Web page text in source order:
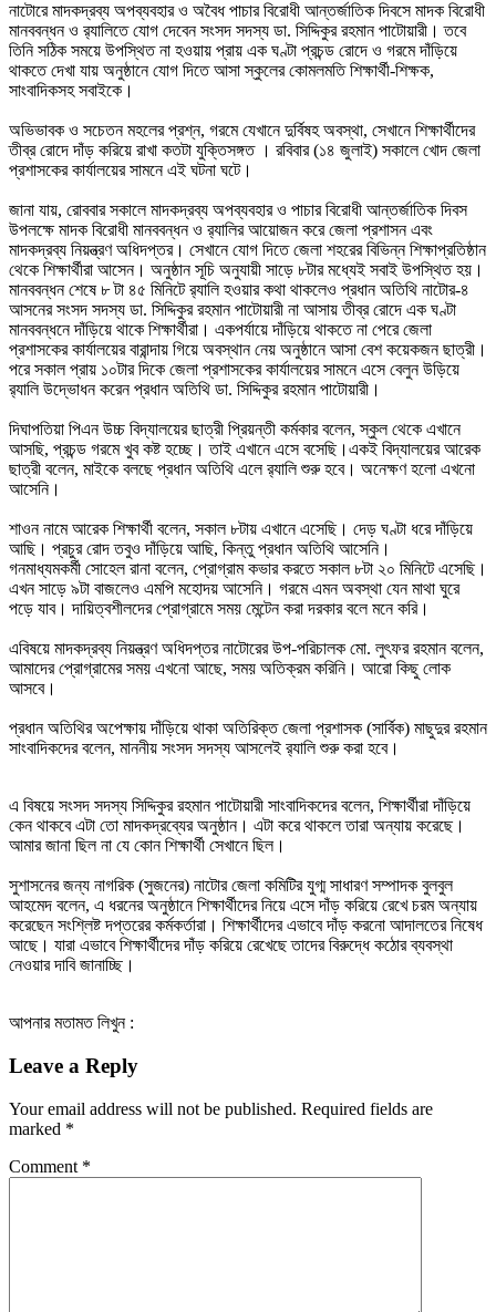
নাটোরে মাদকদ্রব্য অপব্যবহার ও অবৈধ পাচার বিরোধী আন্তর্জাতিক দিবসে মাদক বিরোধী
মানববন্ধন ও র‌্যালিতে যোগ দেবেন সংসদ সদস্য ডা. সিদ্দিকুর রহমান পাটোয়ারী। তবে
তিনি সঠিক সময়ে উপস্থিত না হওয়ায় প্রায় এক ঘণ্টা প্রচন্ড রোদে ও গরমে দাঁড়িয়ে
থাকতে দেখা যায় অনুষ্ঠানে যোগ দিতে আসা স্কুলের কোমলমতি শিক্ষার্থী-শিক্ষক,
সাংবাদিকসহ সবাইকে।
অভিভাবক ও সচেতন মহলের প্রশ্ন, গরমে যেখানে দুর্বিষহ অবস্থা, সেখানে শিক্ষার্থীদের
তীব্র রোদে দাঁড় করিয়ে রাখা কতটা যুক্তিসঙ্গত । রবিবার (১৪ জুলাই) সকালে খোদ জেলা
প্রশাসকের কার্যালয়ের সামনে এই ঘটনা ঘটে।
জানা যায়, রোববার সকালে মাদকদ্রব্য অপব্যবহার ও পাচার বিরোধী আন্তর্জাতিক দিবস
উপলক্ষে মাদক বিরোধী মানববন্ধন ও র‌্যালির আয়োজন করে জেলা প্রশাসন এবং
মাদকদ্রব্য নিয়ন্ত্রণ অধিদপ্তর। সেখানে যোগ দিতে জেলা শহরের বিভিন্ন শিক্ষাপ্রতিষ্ঠান
থেকে শিক্ষার্থীরা আসেন। অনুষ্ঠান সূচি অনুযায়ী সাড়ে ৮টার মধ্যেই সবাই উপস্থিত হয়।
মানববন্ধন শেষে ৮ টা ৪৫ মিনিটে র‌্যালি হওয়ার কথা থাকলেও প্রধান অতিথি নাটোর-৪
আসনের সংসদ সদস্য ডা. সিদ্দিকুর রহমান পাটোয়ারী না আসায় তীব্র রোদে এক ঘণ্টা
মানববন্ধনে দাঁড়িয়ে থাকে শিক্ষার্থীরা। একপর্যায়ে দাঁড়িয়ে থাকতে না পেরে জেলা
প্রশাসকের কার্যালয়ের বারান্দায় গিয়ে অবস্থান নেয় অনুষ্ঠানে আসা বেশ কয়েকজন ছাত্রী।
পরে সকাল প্রায় ১০টার দিকে জেলা প্রশাসকের কার্যালয়ের সামনে এসে বেলুন উড়িয়ে
র‌্যালি উদ্ভোধন করেন প্রধান অতিথি ডা. সিদ্দিকুর রহমান পাটোয়ারী।
দিঘাপতিয়া পিএন উচ্চ বিদ্যালয়ের ছাত্রী প্রিয়ন্তী কর্মকার বলেন, স্কুল থেকে এখানে
আসছি, প্রচন্ড গরমে খুব কষ্ট হচ্ছে। তাই এখানে এসে বসেছি।একই বিদ্যালয়ের আরেক
ছাত্রী বলেন, মাইকে বলছে প্রধান অতিথি এলে র‌্যালি শুরু হবে। অনেক্ষণ হলো এখনো
আসেনি।
শাওন নামে আরেক শিক্ষার্থী বলেন, সকাল ৮টায় এখানে এসেছি। দেড় ঘণ্টা ধরে দাঁড়িয়ে
আছি। প্রচুর রোদ তবুও দাঁড়িয়ে আছি, কিন্তু প্রধান অতিথি আসেনি।
গনমাধ্যমকর্মী সোহেল রানা বলেন, প্রোগ্রাম কভার করতে সকাল ৮টা ২০ মিনিটে এসেছি।
এখন সাড়ে ৯টা বাজলেও এমপি মহোদয় আসেনি। গরমে এমন অবস্থা যেন মাথা ঘুরে
পড়ে যাব। দায়িত্বশীলদের প্রোগ্রামে সময় মেন্টেন করা দরকার বলে মনে করি।
এবিষয়ে মাদকদ্রব্য নিয়ন্ত্রণ অধিদপ্তর নাটোরের উপ-পরিচালক মো. লুৎফর রহমান বলেন,
আমাদের প্রোগ্রামের সময় এখনো আছে, সময় অতিক্রম করিনি। আরো কিছু লোক
আসবে।
প্রধান অতিথির অপেক্ষায় দাঁড়িয়ে থাকা অতিরিক্ত জেলা প্রশাসক (সার্বিক) মাছুদুর রহমান
সাংবাদিকদের বলেন, মাননীয় সংসদ সদস্য আসলেই র‌্যালি শুরু করা হবে।
এ বিষয়ে সংসদ সদস্য সিদ্দিকুর রহমান পাটোয়ারী সাংবাদিকদের বলেন, শিক্ষার্থীরা দাঁড়িয়ে
কেন থাকবে এটা তো মাদকদ্রব্যের অনুষ্ঠান। এটা করে থাকলে তারা অন্যায় করেছে।
আমার জানা ছিল না যে কোন শিক্ষার্থী সেখানে ছিল।
সুশাসনের জন্য নাগরিক (সুজনের) নাটোর জেলা কমিটির যুগ্ম সাধারণ সম্পাদক বুলবুল
আহমেদ বলেন, এ ধরনের অনুষ্ঠানে শিক্ষার্থীদের নিয়ে এসে দাঁড় করিয়ে রেখে চরম অন্যায়
করেছেন সংশ্লিষ্ট দপ্তরের কর্মকর্তারা। শিক্ষার্থীদের এভাবে দাঁড় করনো আদালতের নিষেধ
আছে। যারা এভাবে শিক্ষার্থীদের দাঁড় করিয়ে রেখেছে তাদের বিরুদ্ধে কঠোর ব্যবস্থা
নেওয়ার দাবি জানাচ্ছি।
আপনার মতামত লিখুন :
Leave a Reply
Your email address will not be published. Required fields are
marked *
Comment *